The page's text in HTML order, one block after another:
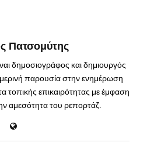
Πατσομύτης
δημοσιογράφος και δημιουργός
παρουσία στην ενημέρωση
τοπικής επικαιρότητας με έμφαση
αμεσότητα του ρεπορτάζ.